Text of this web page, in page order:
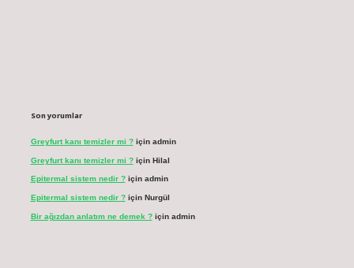
Son yorumlar
Greyfurt kanı temizler mi ?için admin
Greyfurt kanı temizler mi ?için Hilal
Epitermal sistem nedir ?için admin
Epitermal sistem nedir ?için Nurgül
Bir ağızdan anlatım ne demek ?için admin